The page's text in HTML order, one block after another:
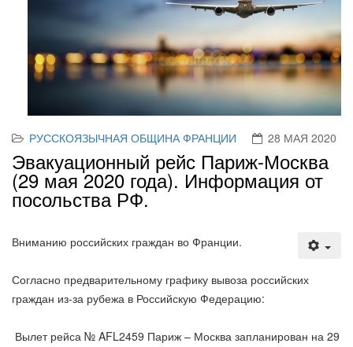
РУССКОЯЗЫЧНАЯ ОБЩИНА ФРАНЦИИ 28 МАЯ 2020
Эвакуационный рейс Париж-Москва
(29 мая 2020 года). Информация от
посольства РФ.
Вниманию российских граждан во Франции.
Согласно предварительному графику вывоза российских
граждан из-за рубежа в Российскую Федерацию:
Вылет рейса № AFL2459 Париж – Москва запланирован на 29